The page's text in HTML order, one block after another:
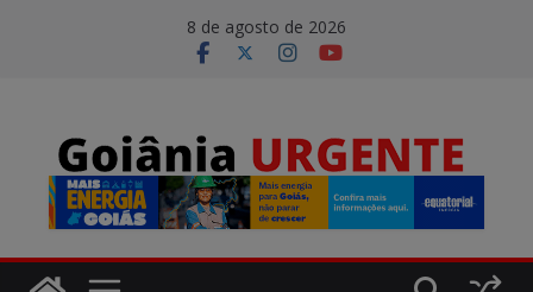
8 de agosto de 2026
modal-check